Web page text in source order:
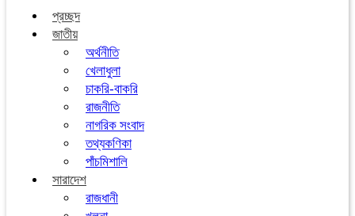
প্রচ্ছদ
জাতীয়
অর্থনীতি
খেলাধুলা
চাকরি-বাকরি
রাজনীতি
নাগরিক সংবাদ
তথ্যকণিকা
পাঁচমিশালি
সারাদেশ
রাজধানী